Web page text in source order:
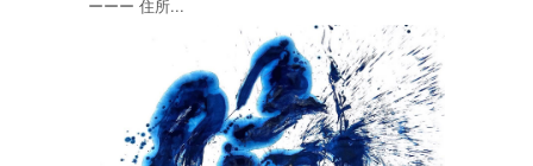
ーーー 住所...